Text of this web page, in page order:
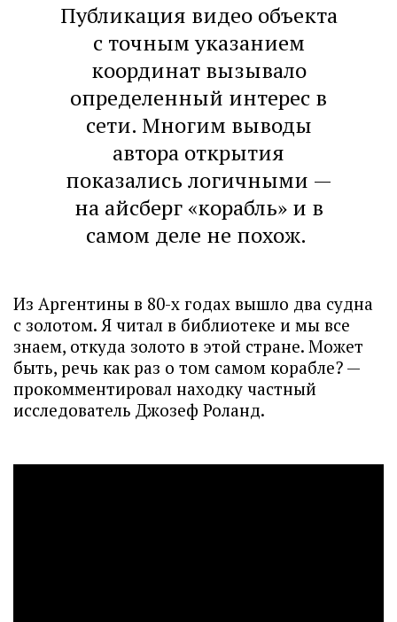
Публикация видео объекта
с точным указанием
координат вызывало
определенный интерес в
сети. Многим выводы
автора открытия
показались логичными —
на айсберг «корабль» и в
самом деле не похож.
Из Аргентины в 80-х годах вышло два судна
с золотом. Я читал в библиотеке и мы все
знаем, откуда золото в этой стране. Может
быть, речь как раз о том самом корабле? —
прокомментировал находку частный
исследователь Джозеф Роланд.